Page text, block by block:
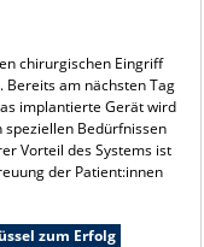
chirurgischen Eingriff
Bereits am nächsten Tag
implantierte Gerät wird
Bedürfnissen
Vorteil des Systems ist
der Patient:innen
zum Erfolg